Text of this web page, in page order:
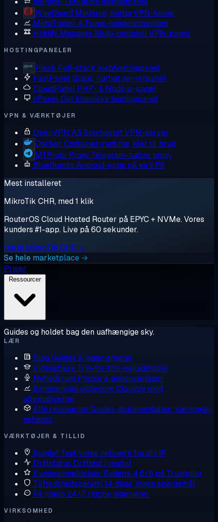
WireGuard Moderne, hurtig VPN-kerne
MetaTrader 4 Forex-handelsstandard
Hiddify Manager Multi-protokol VPN-panel
HOSTINGPANELER
Plesk Full-stack webhostingpanel
FastPanelGratis, hurtigt serverpanel
CloudPanel PHP- & Node.js-panel
cPanel Det klassiske hostingpanel
VPN & VÆRKTØJER
OpenVPN AS Selvhostet VPN-server
Docker Container-runtime, klar til brug
MTProto Proxy Telegram-native proxy
BlueStacks Android-apps på en VPS
Mest installeret
MikroTik CHR, med 1 klik
RouterOS Cloud Hosted Router på EPYC + NVMe. Vores
kunders #1-app. Live på 60 sekunder.
Udrul MikroTik CHR →
Se hele marketplace →
Priser
Ressourcer
Guides og holdet bag den uafhængige sky.
LÆR
Blog Guides & ingeniørnoter
Vidensbase Trin-for-trin-vejledninger
Nyhedsrum Presse & annonceringer
Sammenlign udbydereCloudzy mod
alternativerne
Alle ressourcer Guides, dokumentation, værktøjer,
nyheder
VÆRKTØJER & TILLID
Spejlet Test vores netværk fra din IP
Driftstatus Driftstid i realtid
Kundeanmeldelser Bedømt 4,6/5 på Trustpilot
Tilfredshedsgaranti 14 dage, ingen spørgsmål
Få hjælp 24/7, rigtige ingeniører
VIRKSOMHED